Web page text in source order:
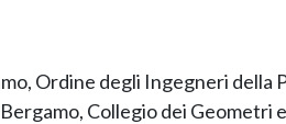
Ordine degli Ingegneri della
Collegio dei Geometri